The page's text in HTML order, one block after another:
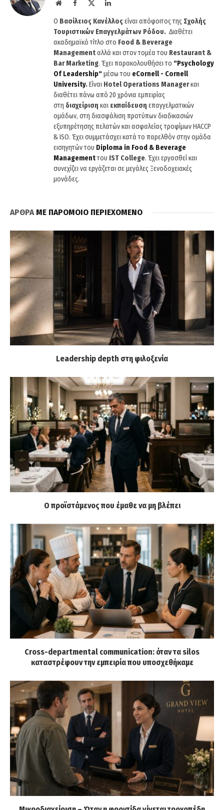
WebsiteFacebook LinkedIn
Ο Βασίλειος Κανέλλοςείναι απόφοιτος της Σχολής
Τουριστικών Επαγγελμάτων Ρόδου. Διαθέτει
ακαδημαϊκό τίτλο στο Food & Beverage
Managementαλλά και στον τομέα του Restaurant &
Bar Marketing. Έχει παρακολουθήσει το "Psychology
Of Leadership"μέσω του eCornell- Cornell
University.Είναι Hotel Operations Managerκαι
διαθέτει πάνω από 20 χρόνια εμπειρίας
στη διαχείριση και εκπαίδευση επαγγελματικών
ομάδων, στη διασφάλιση προτύπων διαδικασιών
εξυπηρέτησης πελατών και ασφαλείας τροφίμων HACCP
& ISO. Έχει συμμετάσχει κατά το παρελθόν στην ομάδα
εισηγητών του Diploma in Food & Beverage
Managementτου IST College. Έχει εργασθεί και
συνεχίζει να εργάζεται σε μεγάλες Ξενοδοχειακές
μονάδες.
ΑΡΘΡΑΜΕ ΠΑΡΟΜΟΙΟ ΠΕΡΙΕΧΟΜΕΝΟ
Leadership depth στη φιλοξενία
Ο προϊστάμενος που έμαθε να μη βλέπει
Cross-departmental communication: όταν τα silos
καταστρέφουν την εμπειρία που υποσχεθήκαμε